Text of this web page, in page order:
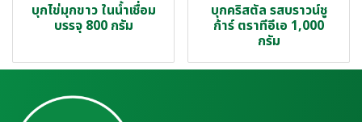
บุกไข่มุกขาว ในน้ำเชื่อม
บรรจุ 800 กรัม
บุกคริสตัล รสบราวน์ชู
ก้าร์ ตราทีอีเอ 1,000
กรัม